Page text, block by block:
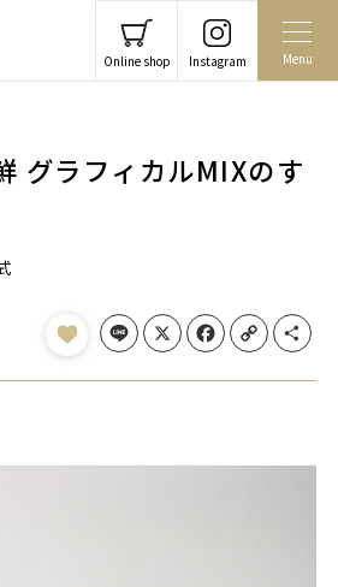
Online shop Instagram Menu
グラフィカルMIXのす
Line X Facebook Copy Link Share